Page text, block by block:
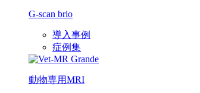
G-scan brio
導入事例
症例集
動物専用MRI